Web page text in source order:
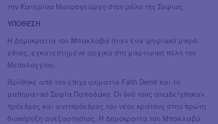
την Κατερίνα Μαυρογεώργη στον ρόλο της Σοφίας.
ΥΠΟΘΕΣΗ
Η Δημοκρατία του Μπακλαβά ήταν ένα φηφιακό μικρό
έθνος, εγκατεστημένο αρχικά στη μαρτυρική πόλη του
Μεσολογγίου.
Ιδρύθηκε από τον επιχειρηματία Fatih Demir και τη
μαθηματικό Σοφία Παπαδάκη. Οι δυό τους αναδείχθηκαν
πρόεδρος και αντιπρόεδρος του νέου κράτους στην πρώτη
διακήρυξη ανεξαρτησίας. Η Δημοκρατία του Μπακλαβά